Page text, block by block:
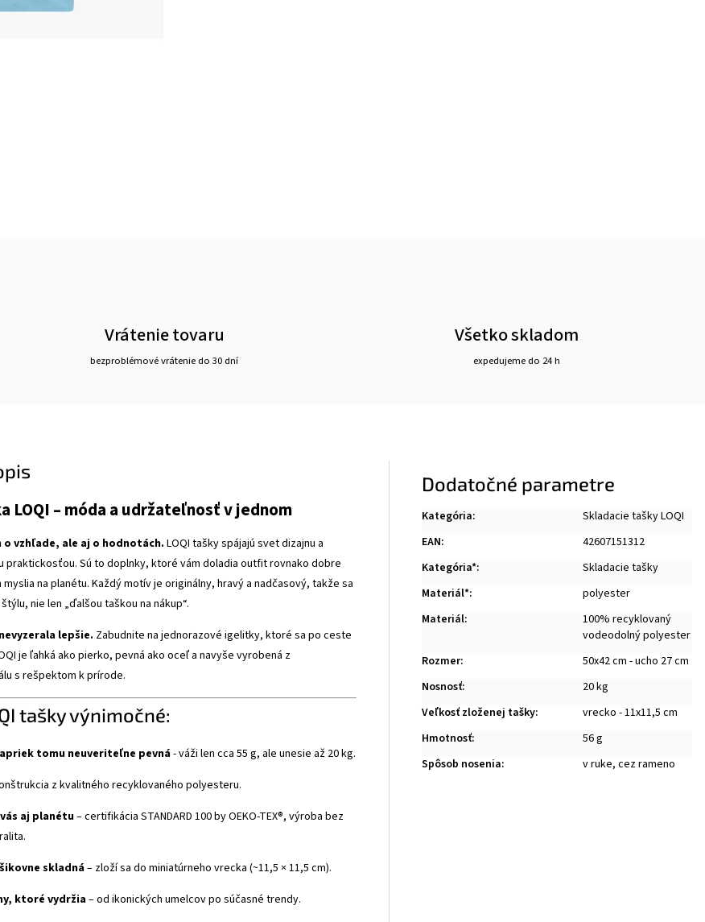
Vrátenie tovaru
bezproblémové vrátenie do 30 dní
Všetko skladom
expedujeme do 24 h
LOQI – móda a udržateľnosť v jednom
o vzhľade, ale aj o hodnotách. LOQI tašky spájajú svet dizajnu a
praktickosťou. Sú to doplnky, ktoré vám doladia outfit rovnako dobre
na planétu. Každý motív je originálny, hravý a nadčasový, takže sa
nie len „ďalšou taškou na nákup“.
lepšie. Zabudnite na jednorazové igelitky, ktoré sa po ceste
je ľahká ako pierko, pevná ako oceľ a navyše vyrobená z
s rešpektom k prírode.
tašky výnimočné:
tomu neuveriteľne pevná- váži len cca 55 g, ale unesie až 20 kg.
z kvalitného recyklovaného polyesteru.
aj planétu– certifikácia STANDARD 100 by OEKO-TEX®, výroba bez
skladná– zloží sa do miniatúrneho vrecka (~11,5 × 11,5 cm).
ktoré vydržia– od ikonických umelcov po súčasné trendy.
Dodatočné parametre
Kategória:
Skladacie tašky LOQI
EAN:
42607151312
Kategória*:
Skladacie tašky
Materiál*:
polyester
Materiál:
100% recyklovaný
vodeodolný polyester
Rozmer:
50x42 cm - ucho 27 cm
Nosnosť:
20 kg
Veľkosť zloženej tašky:
vrecko - 11x11,5 cm
Hmotnosť:
56 g
Spôsob nosenia: v ruke, cez rameno